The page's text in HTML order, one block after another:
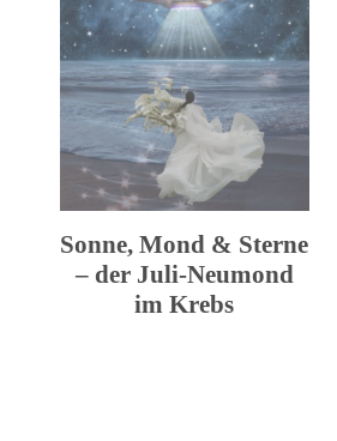
Sonne, Mond & Sterne
– der Juli-Neumond
im Krebs